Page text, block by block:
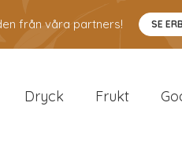
från våra partners! SE
Dryck Frukt